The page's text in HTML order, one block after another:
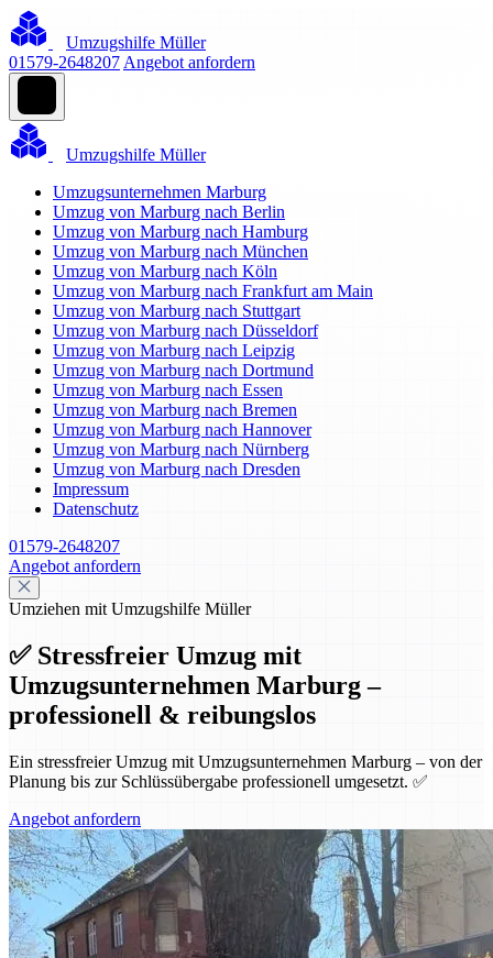
Umzugshilfe Müller
01579-2648207 Angebot anfordern
Umzugshilfe Müller
Umzugsunternehmen Marburg
Umzug von Marburg nach Berlin
Umzug von Marburg nach Hamburg
Umzug von Marburg nach München
Umzug von Marburg nach Köln
Umzug von Marburg nach Frankfurt am Main
Umzug von Marburg nach Stuttgart
Umzug von Marburg nach Düsseldorf
Umzug von Marburg nach Leipzig
Umzug von Marburg nach Dortmund
Umzug von Marburg nach Essen
Umzug von Marburg nach Bremen
Umzug von Marburg nach Hannover
Umzug von Marburg nach Nürnberg
Umzug von Marburg nach Dresden
Impressum
Datenschutz
01579-2648207
Angebot anfordern
Umziehen mit Umzugshilfe Müller
✅ Stressfreier Umzug mit
Umzugsunternehmen Marburg –
professionell & reibungslos
Ein stressfreier Umzug mit Umzugsunternehmen Marburg – von der
Planung bis zur Schlüssübergabe professionell umgesetzt. ✅
Angebot anfordern